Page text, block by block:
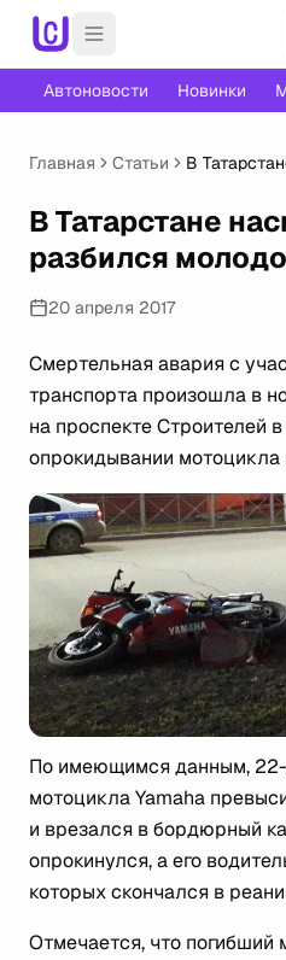
Автоновости Новинки
Главная Статьи
В
В Татарстане
разбился
20 апреля 2017
Смертельная авария с
транспорта произошла в
на проспекте Строителей
опрокидывании мотоцикла
По имеющимся данным, 22-
мотоцикла Yamaha
и врезался в бордюрный
опрокинулся, а его
которых скончался в
Отмечается, что погибший